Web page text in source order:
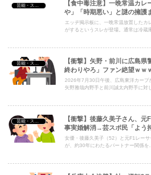
Powered by livedoor 相互RSS
芸能・スポーツ・Youtuber
【食中毒注意】一晩常温カ
や」「時期悪い」と謎の擁護
エッヂ掲示板に、一晩常温放置したカ
がするというスレが登場。通常は冷蔵
芸能・スポーツ・Youtuber
【衝撃】矢野・前川に広島
終わりやろ」ファン絶望ｗｗ
2026年7月30日午後、広島東洋カープ
矢野雅哉内野手と前川誠太内野手に対
芸能・スポーツ・Youtuber
【衝撃】後藤久美子さん、元
事実婚解消→芸スポ民「よう
女優・後藤久美子（52）と元F1レーサ
が、約30年にわたるパートナー関係を...